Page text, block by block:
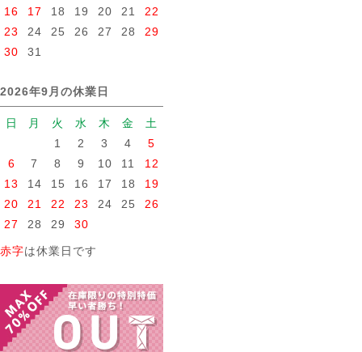
16
17 18 19 20 21
22
23
24 25 26 27 28
29
30
31
2026年9月の休業日
日 月 火 水 木 金
土
1
2 3 4
5
6
7 8 9 10 11
12
13
14 15 16 17 18
19
20
21 22 23 24 25
26
27
28 29 30
赤字は休業日です